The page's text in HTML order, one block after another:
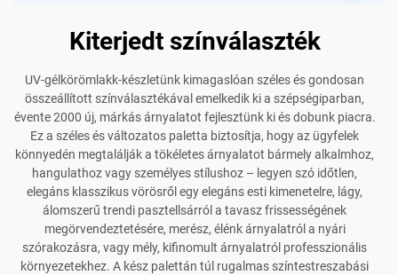
Kiterjedt színválaszték
UV-gélkörömlakk-készletünk kimagaslóan széles és gondosan
összeállított színválasztékával emelkedik ki a szépségiparban,
évente 2000 új, márkás árnyalatot fejlesztünk ki és dobunk piacra.
Ez a széles és változatos paletta biztosítja, hogy az ügyfelek
könnyedén megtalálják a tökéletes árnyalatot bármely alkalmhoz,
hangulathoz vagy személyes stílushoz – legyen szó időtlen,
elegáns klasszikus vörösről egy elegáns esti kimenetelre, lágy,
álomszerű trendi pasztellsárról a tavasz frissességének
megörvendeztetésére, merész, élénk árnyalatról a nyári
szórakozásra, vagy mély, kifinomult árnyalatról professzionális
környezetekhez. A kész palettán túl rugalmas színtestreszabási